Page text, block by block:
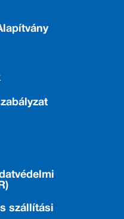
szállítási